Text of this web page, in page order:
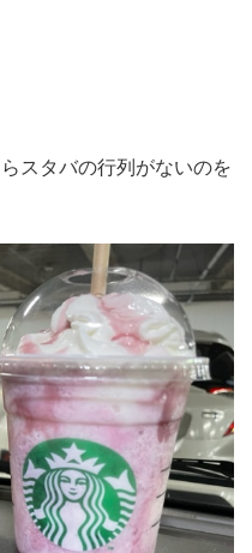
スタバの行列がないのを